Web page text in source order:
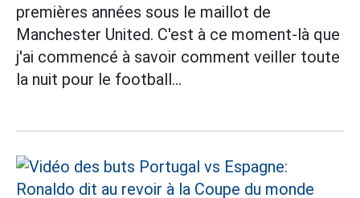
premières années sous le maillot de
Manchester United. C'est à ce moment-là que
j'ai commencé à savoir comment veiller toute
la nuit pour le football...